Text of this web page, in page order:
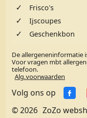
✓ Frisco's
✓ Ijscoupes
✓ Geschenkbon
De allergeneninformatie
Voor vragen mbt
telefoon.
Alg.voorwaarden
Volg ons op
© 2026 ZoZo